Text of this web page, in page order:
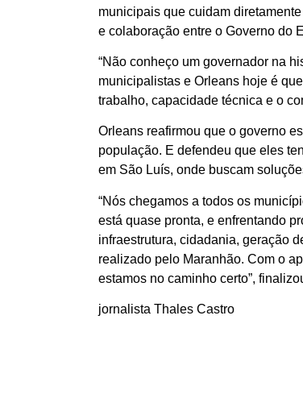
municipais que cuidam
e colaboração entre o Governo do
“Não conheço um governador na
municipalistas e Orleans hoje é
trabalho, capacidade técnica e o
Orleans reafirmou que o governo
população. E defendeu que eles
em São Luís, onde buscam
“Nós chegamos a todos os
está quase pronta, e enfrentando
infraestrutura, cidadania, geração
realizado pelo Maranhão. Com o
estamos no caminho certo”,
jornalista Thales Castro